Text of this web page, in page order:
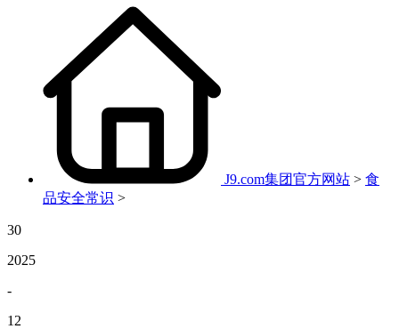
J9.com集团官方网站 > 食
品安全常识 >
30
2025
-
12